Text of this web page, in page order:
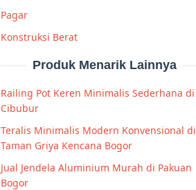
Pagar
Konstruksi Berat
Produk Menarik Lainnya
Railing Pot Keren Minimalis Sederhana di
Cibubur
Teralis Minimalis Modern Konvensional di
Taman Griya Kencana Bogor
Jual Jendela Aluminium Murah di Pakuan
Bogor